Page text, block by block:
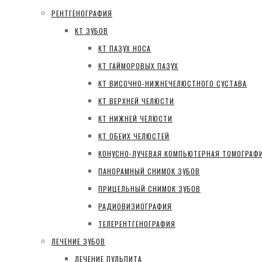
РЕНТГЕНОГРАФИЯ
КТ ЗУБОВ
КТ ПАЗУХ НОСА
КТ ГАЙМОРОВЫХ ПАЗУХ
КТ ВИСОЧНО-НИЖНЕЧЕЛЮСТНОГО СУСТАВА
КТ ВЕРХНЕЙ ЧЕЛЮСТИ
КТ НИЖНЕЙ ЧЕЛЮСТИ
КТ ОБЕИХ ЧЕЛЮСТЕЙ
КОНУСНО-ЛУЧЕВАЯ КОМПЬЮТЕРНАЯ
ПАНОРАМНЫЙ СНИМОК ЗУБОВ
ПРИЦЕЛЬНЫЙ СНИМОК ЗУБОВ
РАДИОВИЗИОГРАФИЯ
ТЕЛЕРЕНТГЕНОГРАФИЯ
ЛЕЧЕНИЕ ЗУБОВ
ЛЕЧЕНИЕ ПУЛЬПИТА